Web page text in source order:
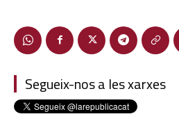
Segueix-nos a les xarxes